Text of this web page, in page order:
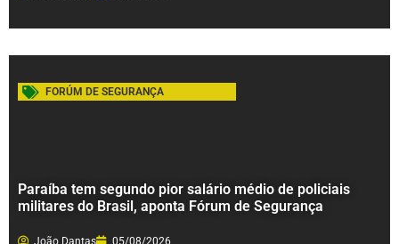
FORÚM DE SEGURANÇA
Paraíba tem segundo pior salário médio de policiais
militares do Brasil, aponta Fórum de Segurança
João Dantas 05/08/2026